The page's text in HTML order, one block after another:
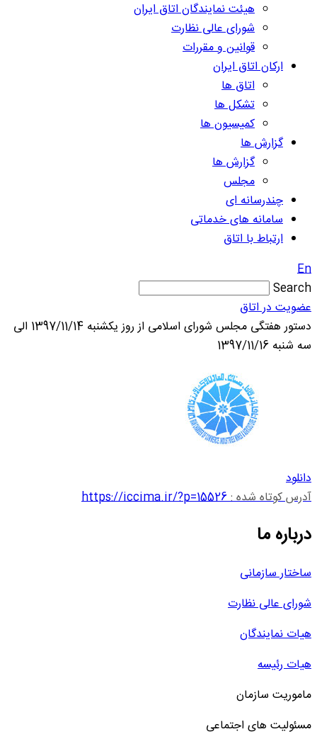
هیئت نمایندگان اتاق ایران
شورای عالی نظارت
قوانین و مقررات
ارکان اتاق ایران
اتاق ها
تشکل ها
کمیسیون ها
گزارش ها
گزارش ها
مجلس
چندرسانه ای
سامانه های خدماتی
ارتباط با اتاق
En
Search
عضویت در اتاق
دستور هفتگی مجلس شورای اسلامی از روز یکشنبه 1397/11/14 الی
سه شنبه 1397/11/16
دانلود
آدرس کوتاه شده :https://iccima.ir/?p=15526
درباره ما
ساختار سازمانی
شورای عالی نظارت
هیات نمایندگان
هیات رئیسه
ماموریت سازمان
مسئولیت های اجتماعی